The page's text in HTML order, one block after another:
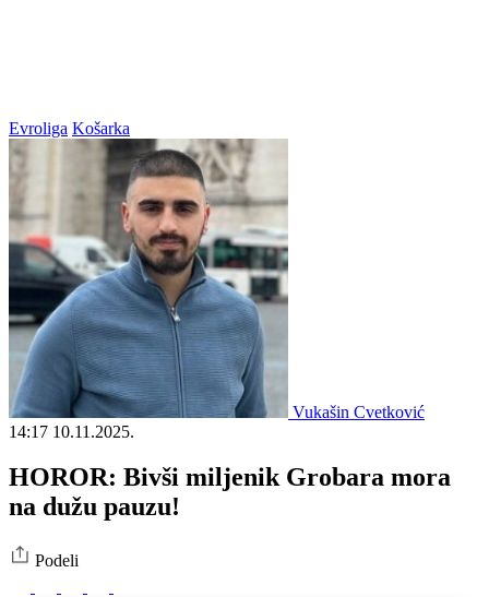
Evroliga Košarka
Vukašin Cvetković
14:17 10.11.2025.
HOROR: Bivši miljenik Grobara mora
na dužu pauzu!
Podeli